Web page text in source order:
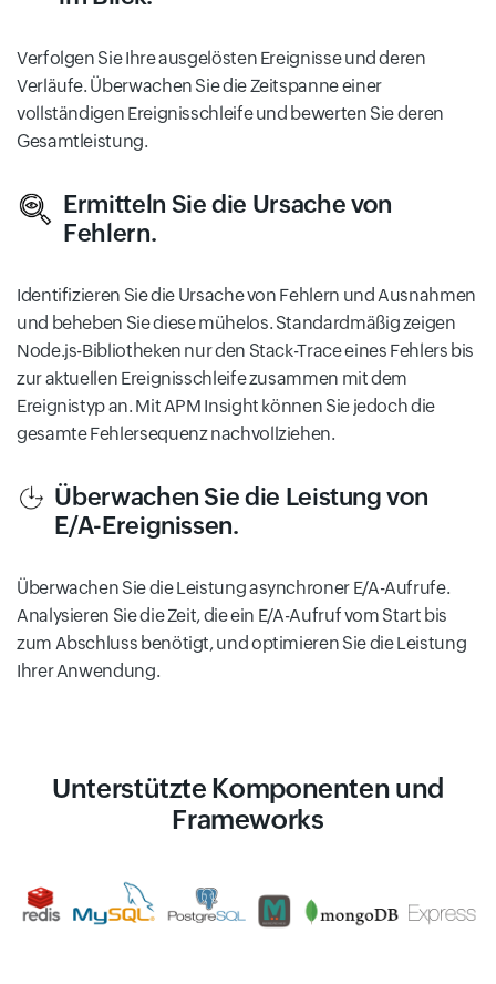
Verfolgen Sie Ihre ausgelösten Ereignisse und deren
Verläufe. Überwachen Sie die Zeitspanne einer
vollständigen Ereignisschleife und bewerten Sie deren
Gesamtleistung.
Ermitteln Sie die Ursache von
Fehlern.
Identifizieren Sie die Ursache von Fehlern und Ausnahmen
und beheben Sie diese mühelos. Standardmäßig zeigen
Node.js-Bibliotheken nur den Stack-Trace eines Fehlers bis
zur aktuellen Ereignisschleife zusammen mit dem
Ereignistyp an. Mit APM Insight können Sie jedoch die
gesamte Fehlersequenz nachvollziehen.
Überwachen Sie die Leistung von
E/A-Ereignissen.
Überwachen Sie die Leistung asynchroner E/A-Aufrufe.
Analysieren Sie die Zeit, die ein E/A-Aufruf vom Start bis
zum Abschluss benötigt, und optimieren Sie die Leistung
Ihrer Anwendung.
Unterstützte Komponenten und
Frameworks